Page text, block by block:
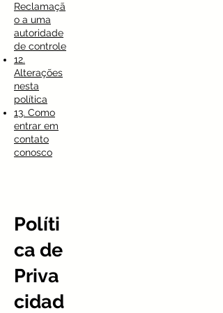
Reclamaçã
o a uma
autoridade
de controle
12.
Alterações
nesta
política
13. Como
entrar em
contato
conosco
Políti
ca de
Priva
cidad